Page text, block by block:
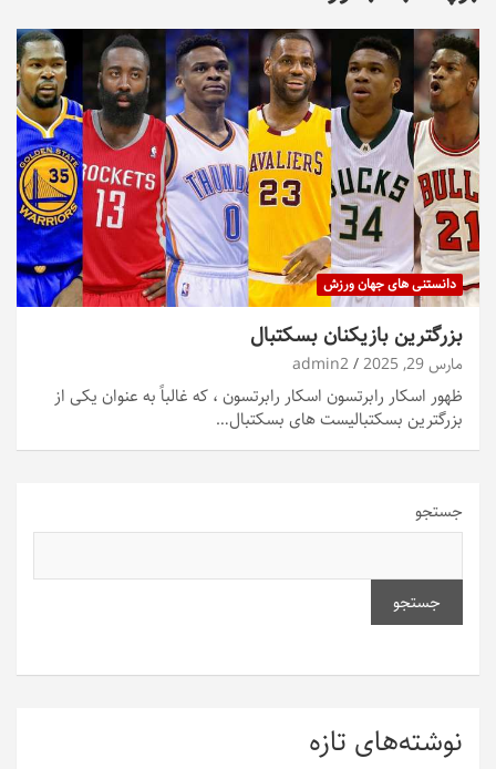
دانستنی های جهان ورزش
بزرگترین بازیکنان بسکتبال
مارس 29, 2025 admin2
ظهور اسکار رابرتسون اسکار رابرتسون ، که غالباً به عنوان یکی از
بزرگترین بسکتبالیست های بسکتبال…
جستجو
جستجو
نوشته‌های تازه